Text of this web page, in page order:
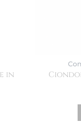
in